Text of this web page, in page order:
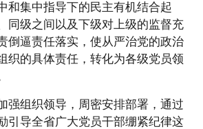
和集中指导下的民主有机结合起
同级之间以及下级对上级的监督充
倒逼责任落实，使从严治党的政治
织的具体责任，转化为各级党员领
强组织领导，周密安排部署，通过
引导全省广大党员干部绷紧纪律这